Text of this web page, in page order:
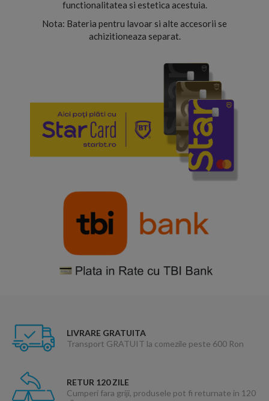
functionalitatea si estetica acestuia.
Nota: Bateria pentru lavoar si alte accesorii se
achizitioneaza separat.
LIVRARE GRATUITA
Transport GRATUIT la comezile peste 600 Ron
RETUR 120 ZILE
Cumperi fara griji, produsele pot fi returnate in 120